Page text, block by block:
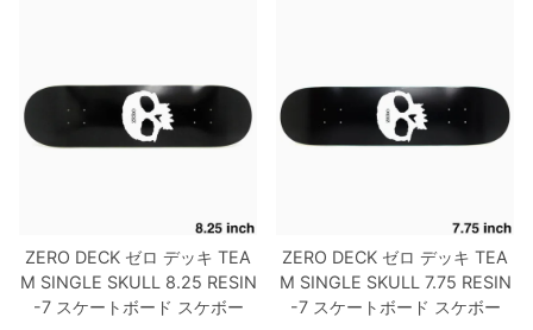
ZERO DECK ゼロ デッキ TEA
M SINGLE SKULL 8.25 RESIN
-7スケートボード スケボー
ZERO DECK ゼロ デッキ TEA
M SINGLE SKULL 7.75 RESIN
-7スケートボード スケボー
8.3inch
8.6inch
8.4inch
8.7inch
63mm
70mm
練習用アイテム（初心者におすすめ）
メディア（雑誌・DVD・CD）
27cm
28.5cm
キャップ
サイズの測り方